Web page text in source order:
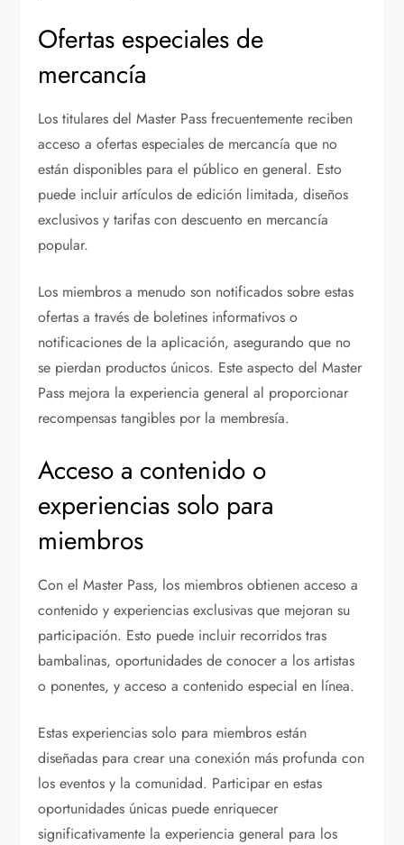
Ofertas especiales de
mercancía
Los titulares del Master Pass frecuentemente reciben
acceso a ofertas especiales de mercancía que no
están disponibles para el público en general. Esto
puede incluir artículos de edición limitada, diseños
exclusivos y tarifas con descuento en mercancía
popular.
Los miembros a menudo son notificados sobre estas
ofertas a través de boletines informativos o
notificaciones de la aplicación, asegurando que no
se pierdan productos únicos. Este aspecto del Master
Pass mejora la experiencia general al proporcionar
recompensas tangibles por la membresía.
Acceso a contenido o
experiencias solo para
miembros
Con el Master Pass, los miembros obtienen acceso a
contenido y experiencias exclusivas que mejoran su
participación. Esto puede incluir recorridos tras
bambalinas, oportunidades de conocer a los artistas
o ponentes, y acceso a contenido especial en línea.
Estas experiencias solo para miembros están
diseñadas para crear una conexión más profunda con
los eventos y la comunidad. Participar en estas
oportunidades únicas puede enriquecer
significativamente la experiencia general para los